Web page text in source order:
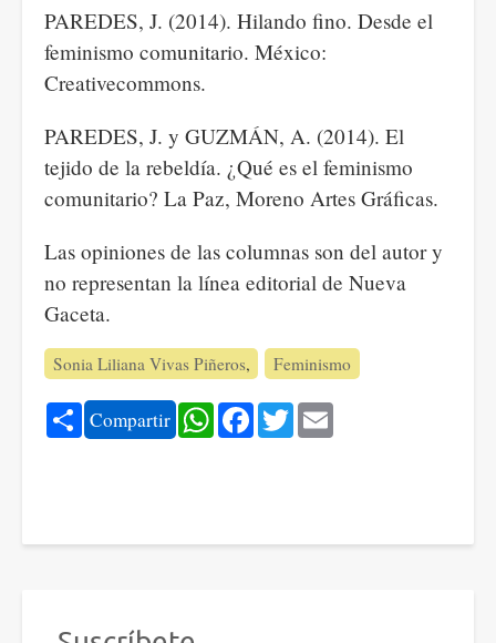
PAREDES, J. (2014). Hilando fino. Desde el
feminismo comunitario. México:
Creativecommons.
PAREDES, J. y GUZMÁN, A. (2014). El
tejido de la rebeldía. ¿Qué es el feminismo
comunitario? La Paz, Moreno Artes Gráficas.
Las opiniones de las columnas son del autor y
no representan la línea editorial de Nueva
Gaceta.
Sonia Liliana Vivas Piñeros Feminismo
Share
Compartir WhatsApp
Facebook
Twitter